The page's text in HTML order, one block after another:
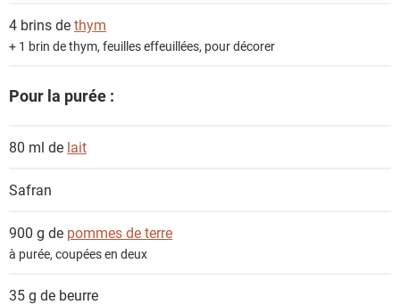
4 brins dethym
+ 1 brin de thym, feuilles effeuillées, pour décorer
Pour la purée :
80 ml de lait
Safran
900 g de pommes de terre
à purée, coupées en deux
35 g de beurre